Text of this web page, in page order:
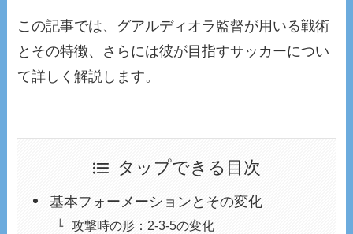
この記事では、グアルディオラ監督が用いる戦術
とその特徴、さらには彼が目指すサッカーについ
て詳しく解説します。
タップできる目次
基本フォーメーションとその変化
攻撃時の形：2-3-5の変化